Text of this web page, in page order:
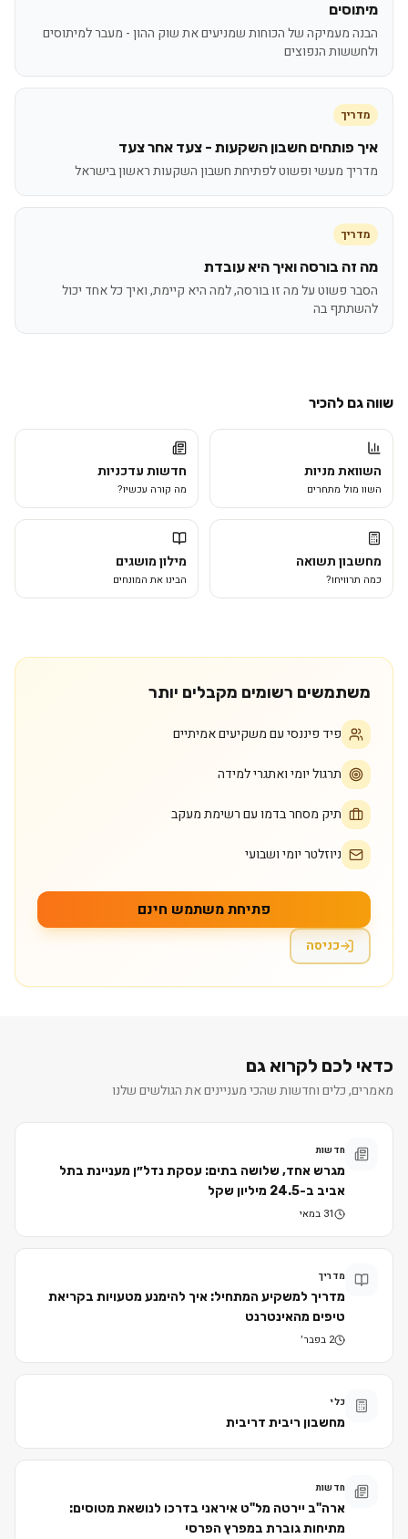
מיתוסים
הבנה מעמיקה של הכוחות שמניעים את שוק ההון - מעבר למיתוסים
ולחששות הנפוצים
מדריך
איך פותחים חשבון השקעות - צעד אחר צעד
מדריך מעשי ופשוט לפתיחת חשבון השקעות ראשון בישראל
מדריך
מה זה בורסה ואיך היא עובדת
הסבר פשוט על מה זו בורסה, למה היא קיימת, ואיך כל אחד יכול
להשתתף בה
שווה גם להכיר
השוואת מניות
השוו מול מתחרים
חדשות עדכניות
מה קורה עכשיו?
מחשבון תשואה
כמה תרוויחו?
מילון מושגים
הבינו את המונחים
משתמשים רשומים מקבלים יותר
פיד פיננסי עם משקיעים אמיתיים
תרגול יומי ואתגרי למידה
תיק מסחר בדמו עם רשימת מעקב
ניוזלטר יומי ושבועי
פתיחת משתמש חינם
כניסה
כדאי לכם לקרוא גם
מאמרים, כלים וחדשות שהכי מעניינים את הגולשים שלנו
חדשות
מגרש אחד, שלושה בתים: עסקת נדל״ן מעניינת בתל
אביב ב-24.5 מיליון שקל
31 במאי
מדריך
מדריך למשקיע המתחיל: איך להימנע מטעויות בקריאת
טיפים מהאינטרנט
2 בפבר׳
כלי
מחשבון ריבית דריבית
חדשות
ארה"ב יירטה מל"ט איראני בדרכו לנושאת מטוסים:
מתיחות גוברת במפרץ הפרסי